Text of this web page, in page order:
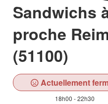
Sandwichs
proche
(51100)
Actuellement
18h00 - 22h30